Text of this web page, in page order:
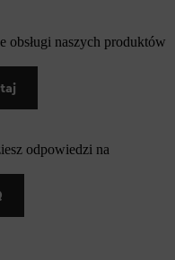
obsługi naszych produktów
odpowiedzi na